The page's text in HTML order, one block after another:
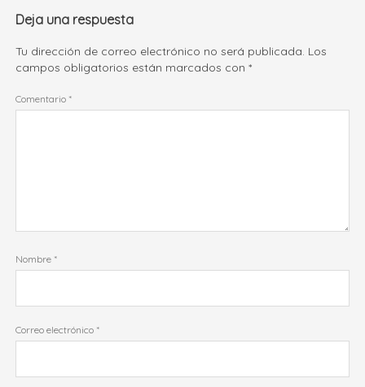
Deja una respuesta
Tu dirección de correo electrónico no será publicada. Los
campos obligatorios están marcados con*
Comentario *
Nombre *
Correo electrónico *